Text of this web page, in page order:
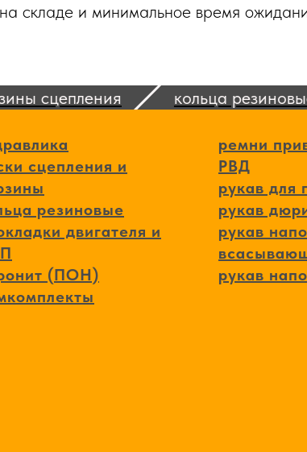
складе и минимальное время
сцепления кольца резиновые
сцепления и
резиновые
двигателя и
(ПОН)
ремни
РВД
рукав для
рукав
рукав
рукав